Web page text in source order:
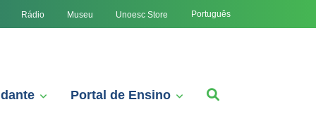
Rádio Museu Unoesc Store Português
Portal de Ensino